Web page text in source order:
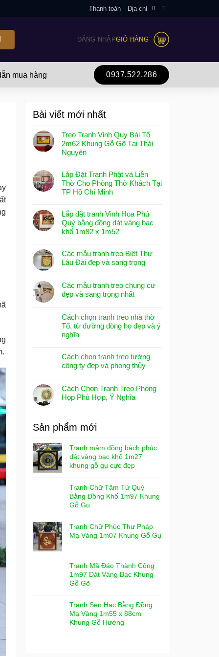
Thanh toán Địa chỉ
ĐĂNG NHẬPGIỎ HÀNG
mua hàng 0937.522.286
Bài viết mới nhất
Treo Tranh Vinh Quy Bái Tổ
2m62 Khung Gỗ Gõ Tại Thái
Nguyên
Lắp Đặt Tranh Phật và Liễn
Thờ Cho Phòng Thờ Khách Tại
TP Hồ Chí Minh
Lắp đặt tranh Vinh Hoa Phú
Quý bằng đồng dát vàng bạc
khổ 1m92 x 1m52
Các mẫu tranh treo Biệt Thự
Lâu Đài đẹp và sang trọng
Các mẫu tranh treo chung cư
đẹp và sang trọng nhất
Cách chọn tranh treo nhà thờ
Tổ, từ đường dòng họ đẹp và ý
nghĩa
Cách chọn tranh treo tường
công ty đẹp và phong thủy
Cách Chọn Tranh Treo Phòng
Họp Phù Hợp, Ý Nghĩa
Sản phẩm mới
Tranh mâm đồng bách phúc
dát vàng bạc khổ 1m27
khung gỗ gụ cực đẹp
Tranh Chữ Tâm Tứ Quý
Bằng Đồng Khổ 1m97 Khung
Gỗ Gụ
Tranh Chữ Phúc Thư Pháp
Mạ Vàng 1m07 Khung Gỗ Gụ
Tranh Mã Đáo Thành Công
1m97 Dát Vàng Bạc Khung
Gỗ Gõ
Tranh Sen Hạc Bằng Đồng
Mạ Vàng 1m55 x 88cm
Khung Gỗ Hương